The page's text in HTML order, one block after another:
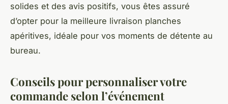
solides et des avis positifs, vous êtes assuré
d’opter pour la meilleure livraison planches
apéritives, idéale pour vos moments de détente au
bureau.
Conseils pour personnaliser votre
commande selon l’événement